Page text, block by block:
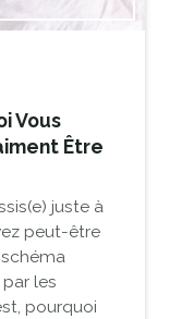
Vous
Être
juste à
peut-être
les
pourquoi